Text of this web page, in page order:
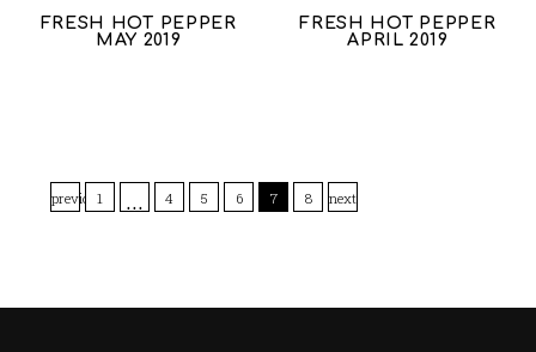
FRESH HOT PEPPER
MAY 2019
FRESH HOT PEPPER
APRIL 2019
previous
1 … 4 5 6 7 8 next